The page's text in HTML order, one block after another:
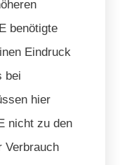
benötigte
Eindruck
bei
hier
nicht zu den
Verbrauch